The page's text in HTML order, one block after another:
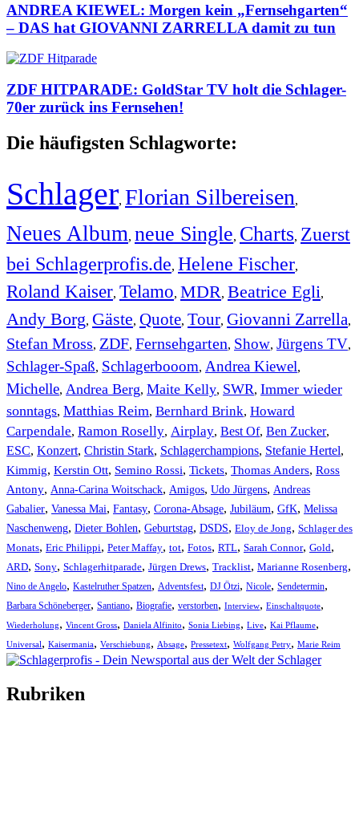
ANDREA KIEWEL: Morgen kein „Fernsehgarten“
– DAS hat GIOVANNI ZARRELLA damit zu tun
ZDF HITPARADE: GoldStar TV holt die Schlager-
70er zurück ins Fernsehen!
Die häufigsten Schlagworte:
Schlager, Florian Silbereisen,
Neues Album, neue Single, Charts, Zuerst
bei Schlagerprofis.de, Helene Fischer,
Roland Kaiser, Telamo, MDR, Beatrice Egli,
Andy Borg, Gäste, Quote, Tour, Giovanni Zarrella,
Stefan Mross, ZDF, Fernsehgarten, Show, Jürgens TV,
Schlager-Spaß, Schlagerbooom, Andrea Kiewel,
Michelle, Andrea Berg, Maite Kelly, SWR, Immer wieder
sonntags, Matthias Reim, Bernhard Brink, Howard
Carpendale, Ramon Roselly, Airplay, Best Of, Ben Zucker,
ESC, Konzert, Christin Stark, Schlagerchampions, Stefanie Hertel,
Kimmig, Kerstin Ott, Semino Rossi, Tickets, Thomas Anders, Ross
Antony, Anna-Carina Woitschack, Amigos, Udo Jürgens, Andreas
Gabalier, Vanessa Mai, Fantasy, Corona-Absage, Jubiläum, GfK, Melissa
Naschenweng, Dieter Bohlen, Geburtstag, DSDS, Eloy de Jong, Schlager des
Monats, Eric Philippi, Peter Maffay, tot, Fotos, RTL, Sarah Connor, Gold,
ARD, Sony, Schlagerhitparade, Jürgen Drews, Tracklist, Marianne Rosenberg,
Nino de Angelo, Kastelruther Spatzen, Adventsfest, DJ Ötzi, Nicole, Sendetermin,
Barbara Schöneberger, Santiano, Biografie, verstorben, Interview, Einschaltquote,
Wiederholung, Vincent Gross, Daniela Alfinito, Sonia Liebing, Live, Kai Pflaume,
Universal, Kaisermania, Verschiebung, Absage, Pressetext, Wolfgang Petry, Marie Reim
Rubriken